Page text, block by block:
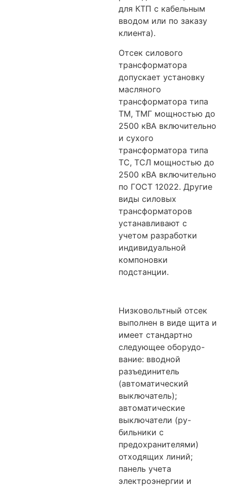
для КТП с кабельным
вводом или по заказу
клиента).
Отсек силового
трансформатора
допускает установку
масляного
трансформатора типа
ТМ, ТМГ мощностью до
2500 кВА включительно
и сухого
трансформатора типа
ТС, ТСЛ мощностью до
2500 кВА включительно
по ГОСТ 12022. Другие
виды силовых
трансформаторов
устанавливают с
учетом разработки
индивидуальной
компоновки
подстанции.
Низковольтный отсек
выполнен в виде щита и
имеет стандартно
следующее оборудо-
вание: вводной
разъединитель
(автоматический
выключатель);
автоматические
выключатели (ру-
бильники с
предохранителями)
отходящих линий;
панель учета
электроэнергии и